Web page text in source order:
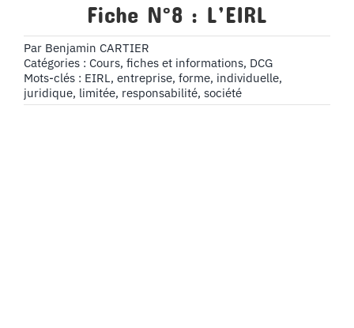
Fiche N°8 : L’EIRL
Par Benjamin CARTIER
Catégories : Cours, fiches et informations, DCG
Mots-clés : EIRL, entreprise, forme, individuelle,
juridique, limitée, responsabilité, société